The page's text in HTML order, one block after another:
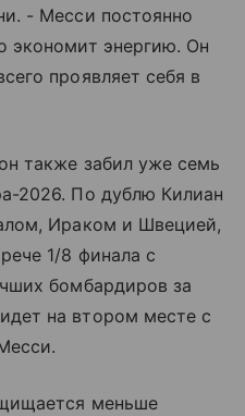
- Месси постоянно
экономит энергию. Он
проявляет себя в
также забил уже семь
2026. По дублю Килиан
Ираком и Швецией,
1/8 финала с
бомбардиров за
на втором месте с
меньше